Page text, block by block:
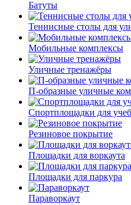
Батуты
Теннисные столы для
Мобильные комплексы
Уличные тренажёры
П-образные уличные
Спортплощадки для
Резиновое покрытие
Площадки для воркаута
Площадки для паркура
Параворкаут